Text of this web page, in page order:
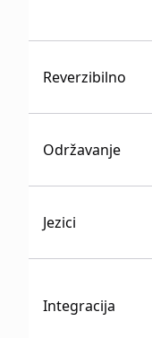
Reverzibilno
Održavanje
Jezici
Integracija